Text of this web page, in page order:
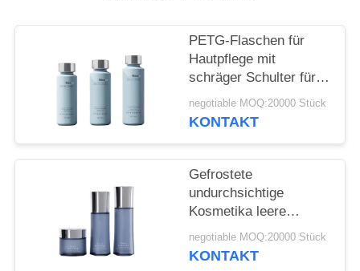
SITEMAP
PRIVACY
POLICY
PETG-Flaschen für
Hautpflege mit
schräger Schulter für
High-End-Marken mit
CMYK-Druck und
negotiable MOQ:20000 Stück
KONTAKT
Gefrostete
undurchsichtige
Kosmetika leere
Flasche Großhandel
Wasserlotion Creme
negotiable MOQ:20000 Stück
KONTAKT